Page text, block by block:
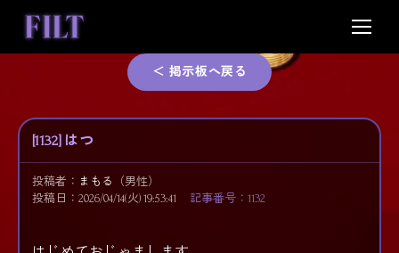
content
＜ 掲示板へ戻る
[1132] はつ
投稿者： まもる
（男性）
投稿日：2026/04/14(火) 19:53:41
記事番号：1132